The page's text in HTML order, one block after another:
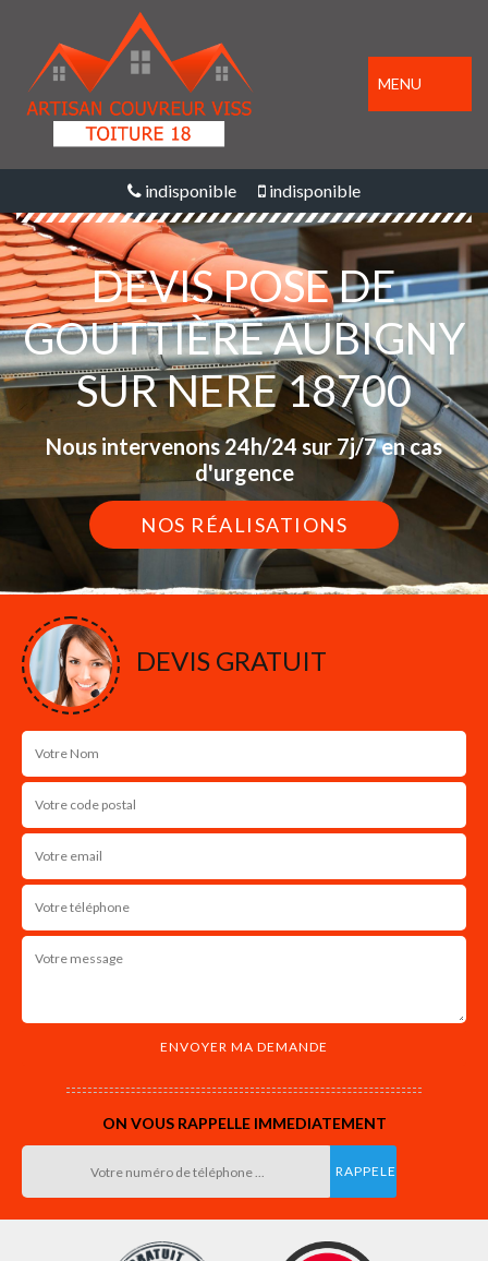
MENU
indisponible indisponible
DEVIS POSE DE
GOUTTIÈRE AUBIGNY
SUR NERE 18700
Nous intervenons 24h/24 sur 7j/7 en cas
d'urgence
NOS RÉALISATIONS
DEVIS GRATUIT
ON VOUS RAPPELLE IMMEDIATEMENT